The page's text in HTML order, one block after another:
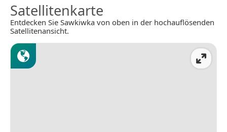
Satellitenkarte
Entdecken Sie Sawkiwka von oben in der hochauflösenden
Satellitenansicht.